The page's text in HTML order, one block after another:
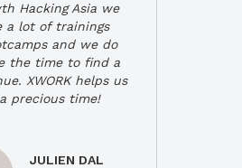
Hacking Asia we
a lot of trainings
and we do
the time to find a
XWORK helps us
precious time!
JULIEN DAL